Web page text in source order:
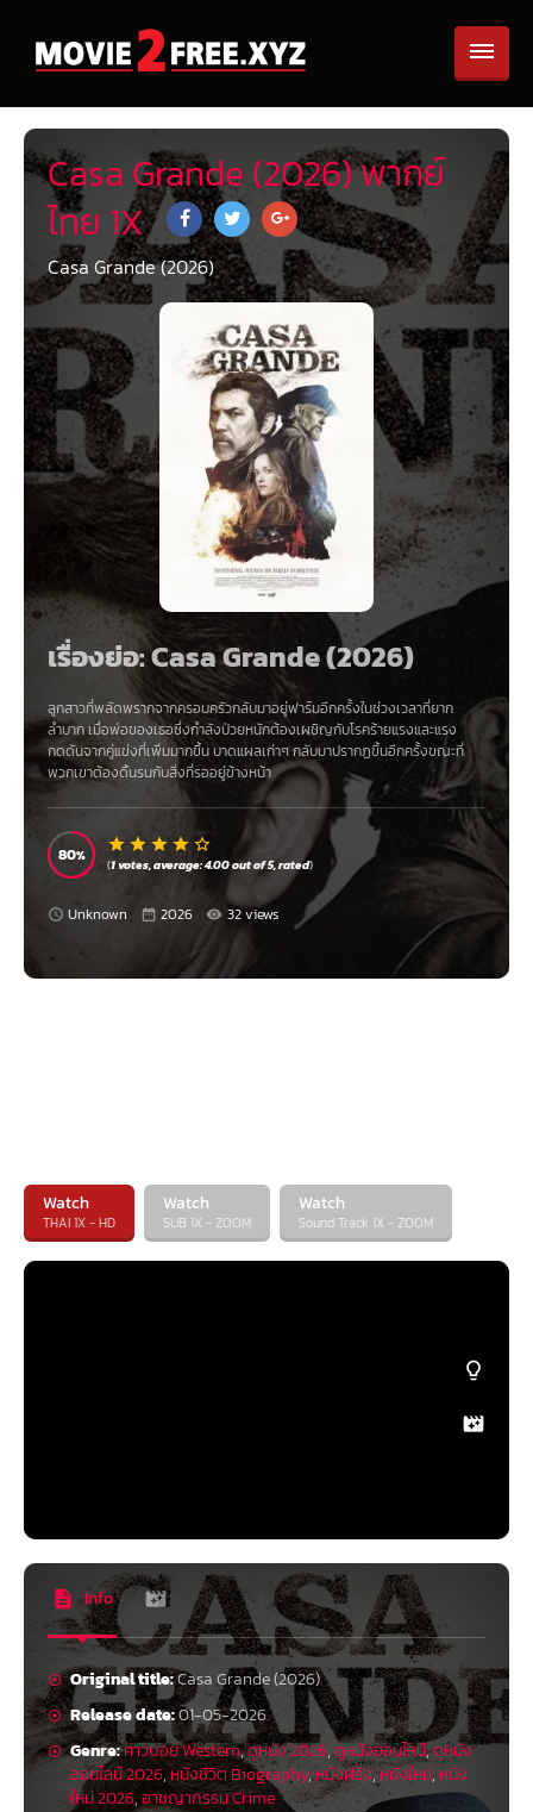
Casa Grande (2026) พากย์
ไทย 1X
Casa Grande (2026)
เรื่องย่อ: Casa Grande (2026)
ลูกสาวที่พลัดพรากจากครอบครัวกลับมาอยู่ฟาร์มอีกครั้งในช่วงเวลาที่ยาก
ลำบาก เมื่อพ่อของเธอซึ่งกำลังป่วยหนักต้องเผชิญกับโรคร้ายแรงและแรง
กดดันจากคู่แข่งที่เพิ่มมากขึ้น บาดแผลเก่าๆ กลับมาปรากฏขึ้นอีกครั้งขณะที่
พวกเขาต้องดิ้นรนกับสิ่งที่รออยู่ข้างหน้า
80 (1votes, average:4.00out of 5,rated)
Unknown 2026 32 views
Watch
THAI 1X - HD
Watch
SUB 1X - ZOOM
Watch
Sound Track 1X - ZOOM
Info
Original title:Casa Grande (2026)
Release date:01-05-2026
Genre:คาวบอย Western,ดูหนัง 2026,ดูหนังออนไลน์,ดูหนัง
ออนไลน์ 2026,หนังชีวิต Biography,หนังฝรั่ง,หนังใหม่, หนัง
ใหม่ 2026,อาชญากรรม Crime